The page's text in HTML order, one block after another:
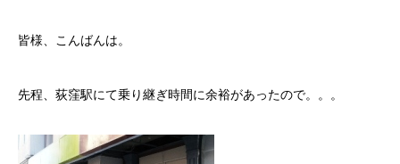
皆様、こんばんは。
先程、荻窪駅にて乗り継ぎ時間に余裕があったので。。。